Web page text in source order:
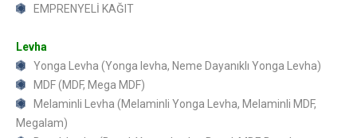
EMPRENYELİ KAĞIT
Levha
Yonga Levha (Yonga levha, Neme Dayanıklı Yonga Levha)
MDF (MDF, Mega MDF)
Melaminli Levha (Melaminli Yonga Levha, Melaminli MDF,
Megalam)